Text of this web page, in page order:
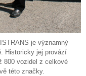
je významný
Historicky jej provází
800 vozidel z celkové
této značky.